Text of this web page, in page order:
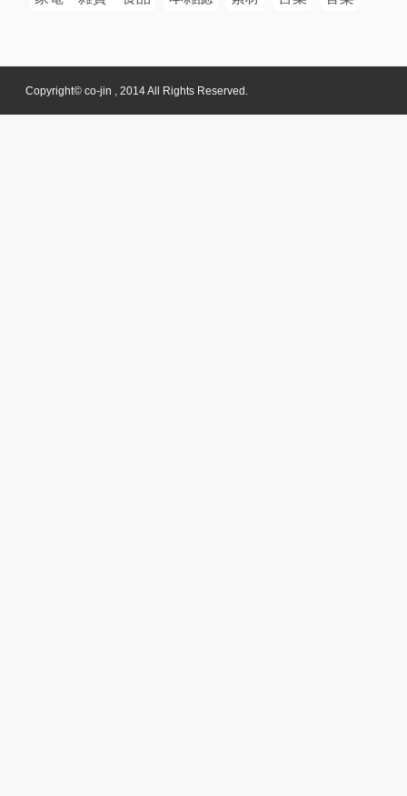
Copyright© co-jin , 2014 All Rights Reserved.